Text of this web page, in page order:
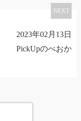
NEXT
2023年02月13日
PickUpのべおか